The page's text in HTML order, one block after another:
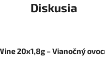
Diskusia
20x1,8g – Vianočný